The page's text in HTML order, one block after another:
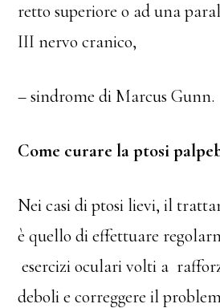
retto superiore o ad una
III nervo cranico,
– sindrome di Marcus Gunn.
Come curare la ptosi
Nei casi di ptosi lievi, il
è quello di effettuare
esercizi oculari volti a
deboli e correggere il